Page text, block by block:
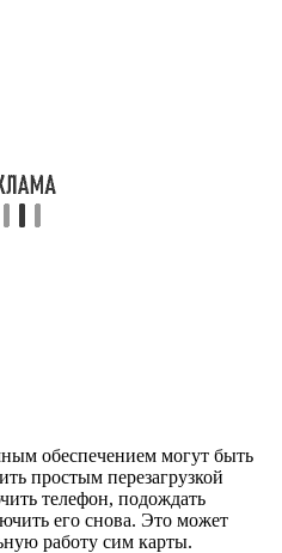
обеспечением могут быть
простым перезагрузкой
телефон, подождать
его снова. Это может
работу сим карты.